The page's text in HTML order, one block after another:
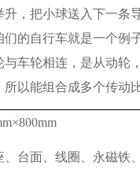
，把小球送入下一条
的自行车就是一个例
车轮相连，是从动轮
以能组合成多个传动
×800mm
台面、线圈、永磁铁